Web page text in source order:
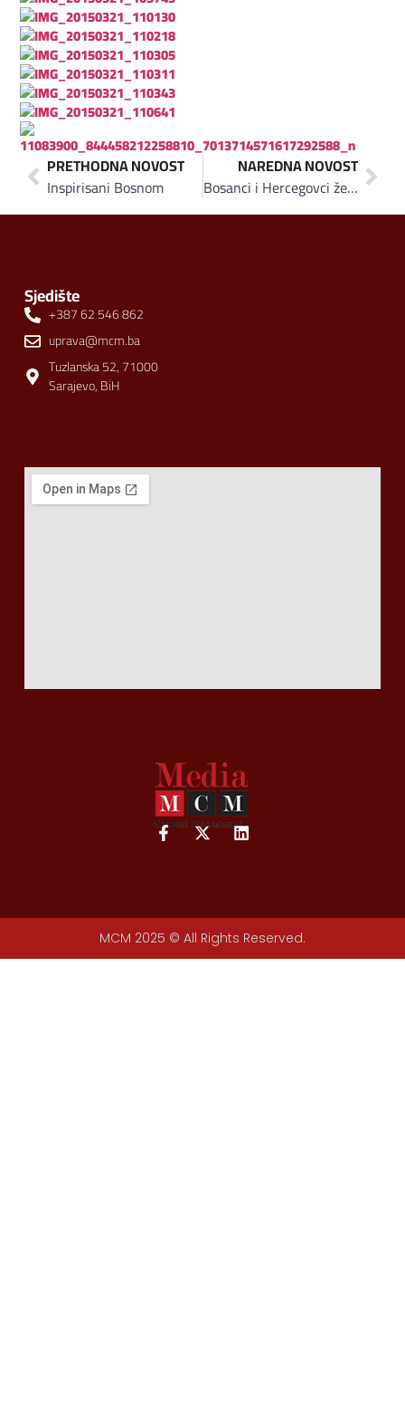
PRETHODNA NOVOST
Inspirisani Bosnom
NAREDNA NOVOST
Bosanci i Hercegovci žele kupovati domaće proizvode
Sjedište
+387 62 546 862
uprava@mcm.ba
Tuzlanska 52, 71000
Sarajevo, BiH
MCM 2025 © All Rights Reserved.